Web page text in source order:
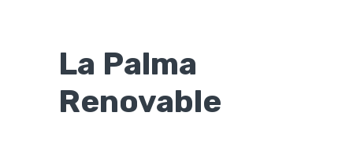
La Palma
Renovable